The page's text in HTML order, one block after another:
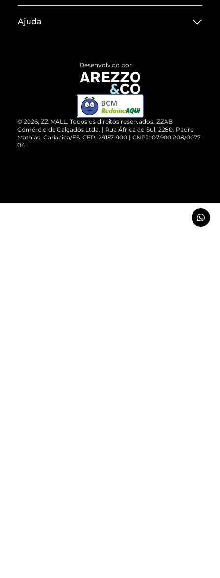
Termos de Uso
ZZ MALL é confiável
Cartão Presente
Vendas Corporativas
Ajuda
Devolução do Produto
Compre pelo WhatsApp
© 2026, ZZ MALL. Todos os direitos reservados. ZZAB
Comércio de Calçados Ltda. | Rua África do Sul, 2280. Padre
Mathias, Cariacica/ES. CEP: 29157-900 | CNPJ: 07.900.208/0077-
04
Desenvolvido por
BOM